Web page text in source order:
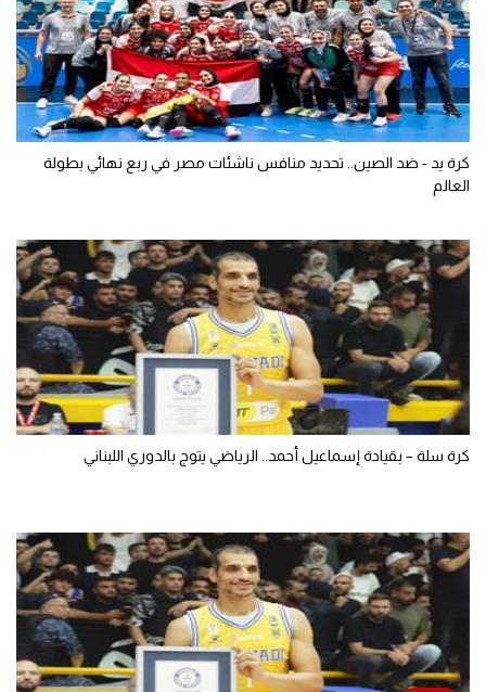
كرة يد - ضد الصين.. تحديد منافس ناشئات مصر في ربع نهائي بطولة
العالم
كرة سلة – بقيادة إسماعيل أحمد.. الرياضي يتوج بالدوري اللبناني